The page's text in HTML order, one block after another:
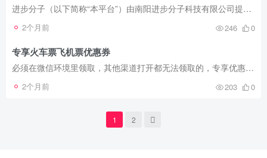
进步分子（以下简称“本平台”）由南阳进步分子科技有限公司提供服务，本平台十分重视用户的隐私。您在使用我们的服务时，我们会收集和使用您的相关个人信息及用户信息（以下统称为“信息”）。...
2个月前 246 0
专享火车票飞机票优惠券
必须在微信环境里领取，其他渠道打开都无法领取的，专享优惠券，每15天可以领取一次，本轮申请到的有效期到2024.12.31日，如果到期不能领取，可以联系群主再去申请。 先领券，再下单，多少是能...
2个月前 203 0
1 2